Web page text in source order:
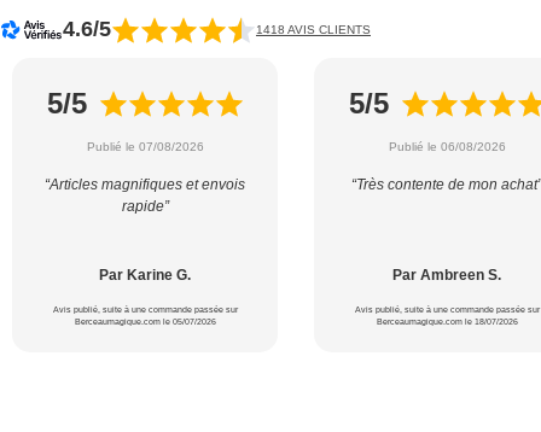
4.6/5 1418 AVIS CLIENTS
5/5
Publié le 07/08/2026
“Articles magnifiques et envois
rapide”
Par Karine G.
Avis publié, suite à une commande passée sur
Berceaumagique.com le 05/07/2026
5/5
Publié le 06/08/2026
“Très contente de mon achat”
Par Ambreen S.
Avis publié, suite à une commande passée sur
Berceaumagique.com le 18/07/2026